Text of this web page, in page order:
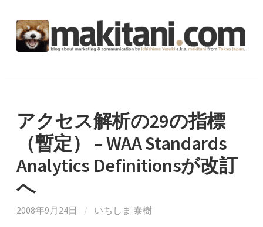
アクセス解析の29の指標
（暫定） – WAA Standards
Analytics Definitionsが改訂
へ
2008年9月24日 / いちしま 泰樹